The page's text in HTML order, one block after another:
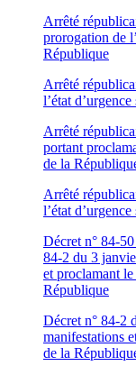
Arrêté
prorogation de
République
Arrêté
l’état
Arrêté
portant
de la
Arrêté
l’état
Décret n° 84-
84-2 du 3
et proclamant
République
Décret n° 84-2
manifestations
de la